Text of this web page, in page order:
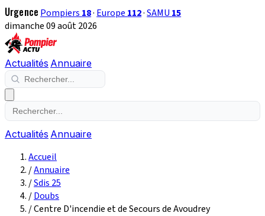
Urgence Pompiers 18· Europe 112·SAMU 15
dimanche 09 août 2026
Actualités Annuaire
Actualités Annuaire
Accueil
/Annuaire
/Sdis 25
/Doubs
/Centre D'incendie et de Secours de Avoudrey